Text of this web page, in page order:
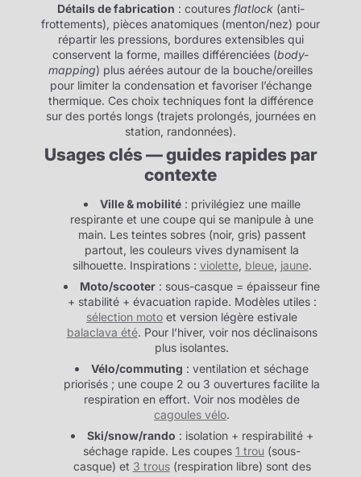
Détails de fabrication : coutures flatlock(anti-
frottements), pièces anatomiques (menton/nez) pour
répartir les pressions, bordures extensibles qui
conservent la forme, mailles différenciées (body-
mapping) plus aérées autour de la bouche/oreilles
pour limiter la condensation et favoriser l’échange
thermique. Ces choix techniques font la différence
sur des portés longs (trajets prolongés, journées en
station, randonnées).
Usages clés — guides rapides par
contexte
Ville & mobilité: privilégiez une maille
respirante et une coupe qui se manipule à une
main. Les teintes sobres (noir, gris) passent
partout, les couleurs vives dynamisent la
silhouette. Inspirations : violette, bleue, jaune.
Moto/scooter : sous-casque = épaisseur fine
+ stabilité + évacuation rapide. Modèles utiles :
sélection moto et version légère estivale
balaclava été. Pour l’hiver, voir nos déclinaisons
plus isolantes.
Vélo/commuting : ventilation et séchage
priorisés ; une coupe 2 ou 3 ouvertures facilite la
respiration en effort. Voir nos modèles de
cagoules vélo.
Ski/snow/rando : isolation + respirabilité +
séchage rapide. Les coupes 1 trou (sous-
casque) et 3 trous(respiration libre) sont des